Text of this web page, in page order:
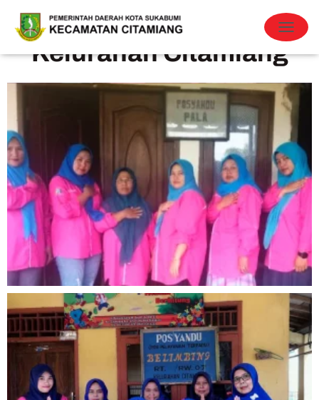
T
O
G
L
E
N
A
V
I
G
T
O
N
Data Posyandu
Kelurahan Citamiang